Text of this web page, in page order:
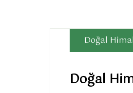
Doğal
Doğal